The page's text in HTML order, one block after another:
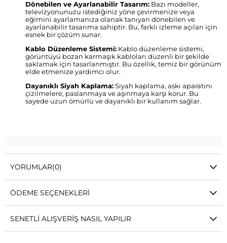
Dönebilen ve Ayarlanabilir Tasarım: Bazı modeller,
televizyonunuzu istediğiniz yöne çevirmenize veya
eğimini ayarlamanıza olanak tanıyan dönebilen ve
ayarlanabilir tasarıma sahiptir. Bu, farklı izleme açıları için
esnek bir çözüm sunar.
Kablo Düzenleme Sistemi: Kablo düzenleme sistemi,
görüntüyü bozan karmaşık kabloları düzenli bir şekilde
saklamak için tasarlanmıştır. Bu özellik, temiz bir görünüm
elde etmenize yardımcı olur.
Dayanıklı Siyah Kaplama: Siyah kaplama, askı aparatını
çizilmelere, paslanmaya ve aşınmaya karşı korur. Bu
sayede uzun ömürlü ve dayanıklı bir kullanım sağlar.
YORUMLAR(0)
ÖDEME SEÇENEKLERI
SENETLI ALIŞVERIŞ NASIL YAPILIR